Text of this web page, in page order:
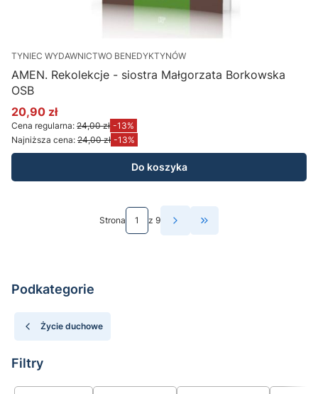
TYNIEC WYDAWNICTWO BENEDYKTYNÓW
AMEN. Rekolekcje - siostra Małgorzata Borkowska
OSB
Cena promocyjna
20,90 zł
Cena regularna: 24,00 zł -13%
Najniższa cena: 24,00 zł -13%
Do koszyka
Strona z 9 Przejdź do ostatniej
Podkategorie
Życie duchowe
Filtry